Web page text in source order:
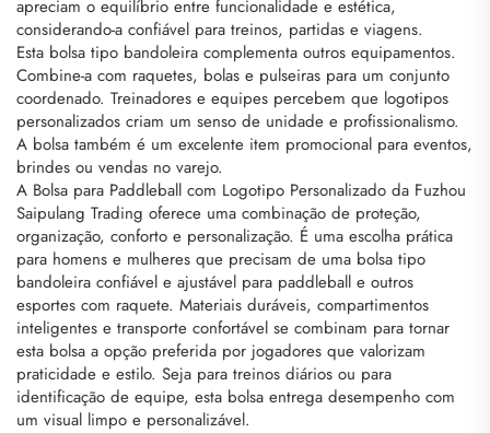
apreciam o equilíbrio entre funcionalidade e estética,
considerando-a confiável para treinos, partidas e viagens.
Esta bolsa tipo bandoleira complementa outros equipamentos.
Combine-a com raquetes, bolas e pulseiras para um conjunto
coordenado. Treinadores e equipes percebem que logotipos
personalizados criam um senso de unidade e profissionalismo.
A bolsa também é um excelente item promocional para eventos,
brindes ou vendas no varejo.
A Bolsa para Paddleball com Logotipo Personalizado da Fuzhou
Saipulang Trading oferece uma combinação de proteção,
organização, conforto e personalização. É uma escolha prática
para homens e mulheres que precisam de uma bolsa tipo
bandoleira confiável e ajustável para paddleball e outros
esportes com raquete. Materiais duráveis, compartimentos
inteligentes e transporte confortável se combinam para tornar
esta bolsa a opção preferida por jogadores que valorizam
praticidade e estilo. Seja para treinos diários ou para
identificação de equipe, esta bolsa entrega desempenho com
um visual limpo e personalizável.